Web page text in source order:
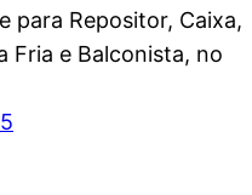
para Repositor, Caixa,
Fria e Balconista, no